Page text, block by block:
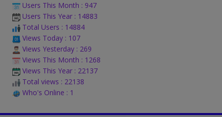
Users This Month : 947
Users This Year : 14883
Total Users : 14884
Views Today : 107
Views Yesterday : 269
Views This Month : 1268
Views This Year : 22137
Total views : 22138
Who's Online : 1